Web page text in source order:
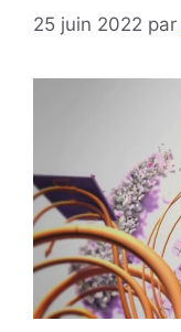
25 juin 2022 par